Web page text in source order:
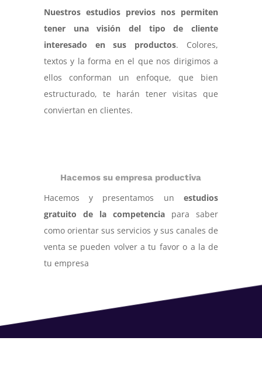
Nuestros estudios previos nos permiten
tener una visión del tipo de cliente
interesado en sus productos. Colores,
textos y la forma en el que nos dirigimos a
ellos conforman un enfoque, que bien
estructurado, te harán tener visitas que
conviertan en clientes.
Hacemos su empresa productiva
Hacemos y presentamos unestudios
gratuito de la competencia para saber
como orientar sus servicios y sus canales de
venta se pueden volver a tu favor o a la de
tu empresa